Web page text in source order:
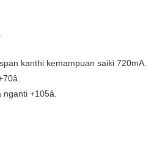
kanthi kemampuan saiki 720mA.
+105â.